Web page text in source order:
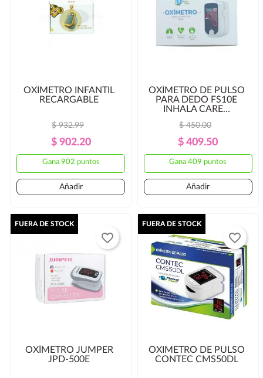
OXÍMETRO INFANTIL
RECARGABLE
Precio
Regular
$ 932.99
Precio
$ 902.20
Gana 902 puntos
Añadir
OXÍMETRO DE PULSO
PARA DEDO FS10E
INHALA CARE...
Precio
Regular
$ 450.00
Precio
$ 409.50
Gana 409 puntos
Añadir
OXÍMETRO JUMPER
JPD-500E
FUERA DE STOCK
favorite_border
OXIMETRO DE PULSO
CONTEC CMS50DL
FUERA DE STOCK
favorite_border